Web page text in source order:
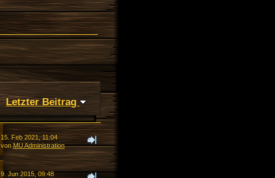
Letzter Beitrag
15. Feb 2021, 11:04
vonMU Administration
9. Jun 2015, 09:48